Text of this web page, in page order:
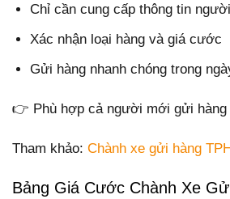
Chỉ cần cung cấp thông tin
Xác nhận loại hàng và giá cước
Gửi hàng nhanh chóng trong
👉 Phù hợp cả người mới gửi hàng
Tham khảo: Chành xe gửi hàng
Bảng Giá Cước Chành Xe